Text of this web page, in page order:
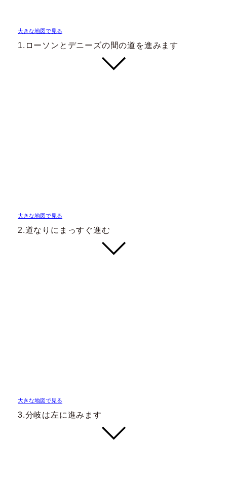
大きな地図で見る
1.ローソンとデニーズの間の道を進みます
大きな地図で見る
2.道なりにまっすぐ進む
大きな地図で見る
3.分岐は左に進みます